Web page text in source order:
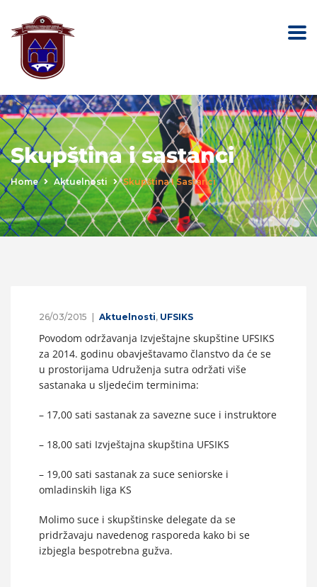
Skupština i sastanci
Home Aktuelnosti Skupština I Sastanci
26/03/2015 Aktuelnosti, UFSIKS
Povodom održavanja Izvještajne skupštine UFSIKS
za 2014. godinu obavještavamo članstvo da će se
u prostorijama Udruženja sutra održati više
sastanaka u sljedećim terminima:
– 17,00 sati sastanak za savezne suce i instruktore
– 18,00 sati Izvještajna skupština UFSIKS
– 19,00 sati sastanak za suce seniorske i
omladinskih liga KS
Molimo suce i skupštinske delegate da se
pridržavaju navedenog rasporeda kako bi se
izbjegla bespotrebna gužva.